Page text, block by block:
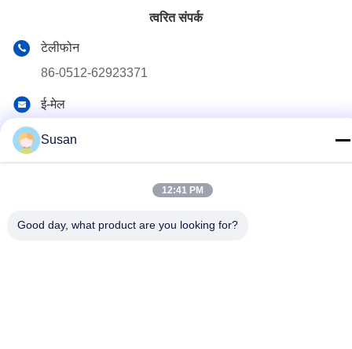
त्वरित संपर्क
टेलीफोन
86-0512-62923371
ई-मेल
Susan
12:41 PM
Good day, what product are you looking for?